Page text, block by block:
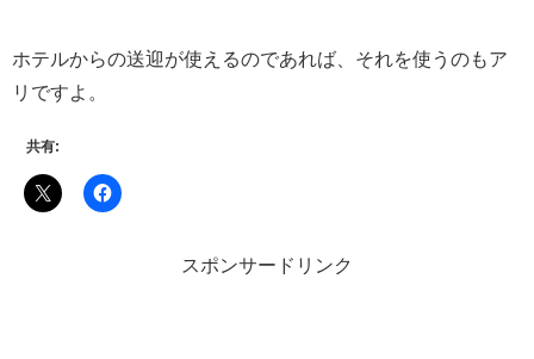
ホテルからの送迎が使えるのであれば、それを使うのもア
リですよ。
共有:
スポンサードリンク